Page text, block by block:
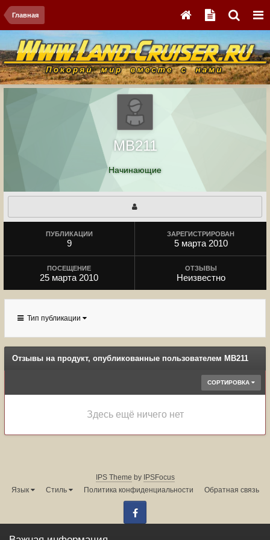
Главная
MB211
Начинающие
ПУБЛИКАЦИИ
9
ЗАРЕГИСТРИРОВАН
5 марта 2010
ПОСЕЩЕНИЕ
25 марта 2010
ОТЗЫВЫ
Неизвестно
Тип публикации
Отзывы на продукт, опубликованные пользователем MB211
СОРТИРОВКА
Здесь ещё ничего нет
IPS Theme by IPSFocus
Язык
Стиль Политика конфиденциальности Обратная связь
Администрация форума: